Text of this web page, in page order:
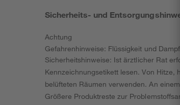
Sicherheits- und
Achtung
Gefahrenhinweise: Flüssigkeit und
Sicherheitshinweise: Ist ärztlicher Rat
Kennzeichnungsetikett lesen. Von
belüfteten Räumen verwenden. An
Größere Produktreste zur